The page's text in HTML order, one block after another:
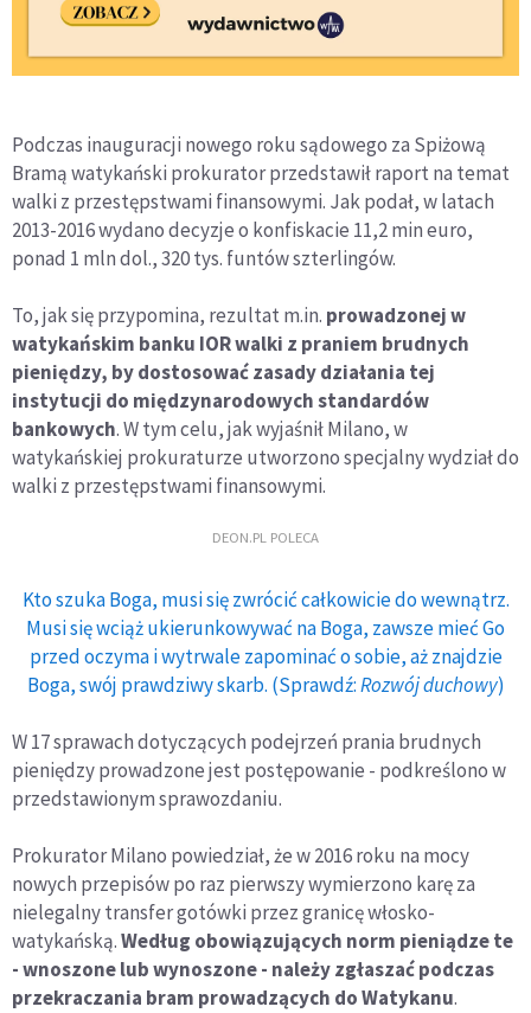
Podczas inauguracji nowego roku sądowego za Spiżową
Bramą watykański prokurator przedstawił raport na temat
walki z przestępstwami finansowymi. Jak podał, w latach
2013-2016 wydano decyzje o konfiskacie 11,2 min euro,
ponad 1 mln dol., 320 tys. funtów szterlingów.
To, jak się przypomina, rezultat m.in. prowadzonej w
watykańskim banku IOR walki z praniem brudnych
pieniędzy, by dostosować zasady działania tej
instytucji do międzynarodowych standardów
bankowych. W tym celu, jak wyjaśnił Milano, w
watykańskiej prokuraturze utworzono specjalny wydział do
walki z przestępstwami finansowymi.
DEON.PL POLECA
Kto szuka Boga, musi się zwrócić całkowicie do wewnątrz.
Musi się wciąż ukierunkowywać na Boga, zawsze mieć Go
przed oczyma i wytrwale zapominać o sobie, aż znajdzie
Boga, swój prawdziwy skarb. (Sprawdź:Rozwój duchowy)
W 17 sprawach dotyczących podejrzeń prania brudnych
pieniędzy prowadzone jest postępowanie - podkreślono w
przedstawionym sprawozdaniu.
Prokurator Milano powiedział, że w 2016 roku na mocy
nowych przepisów po raz pierwszy wymierzono karę za
nielegalny transfer gotówki przez granicę włosko-
watykańską.Według obowiązujących norm pieniądze te
- wnoszone lub wynoszone - należy zgłaszać podczas
przekraczania bram prowadzących do Watykanu.